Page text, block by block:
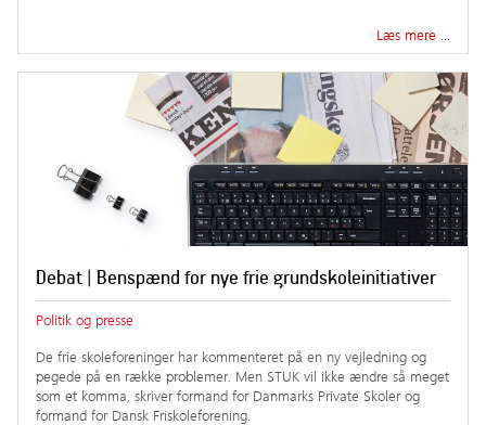
Læs mere …
Debat | Benspænd for nye frie grundskoleinitiativer
Politik og presse
De frie skoleforeninger har kommenteret på en ny vejledning og
pegede på en række problemer. Men STUK vil ikke ændre så meget
som et komma, skriver formand for Danmarks Private Skoler og
formand for Dansk Friskoleforening.